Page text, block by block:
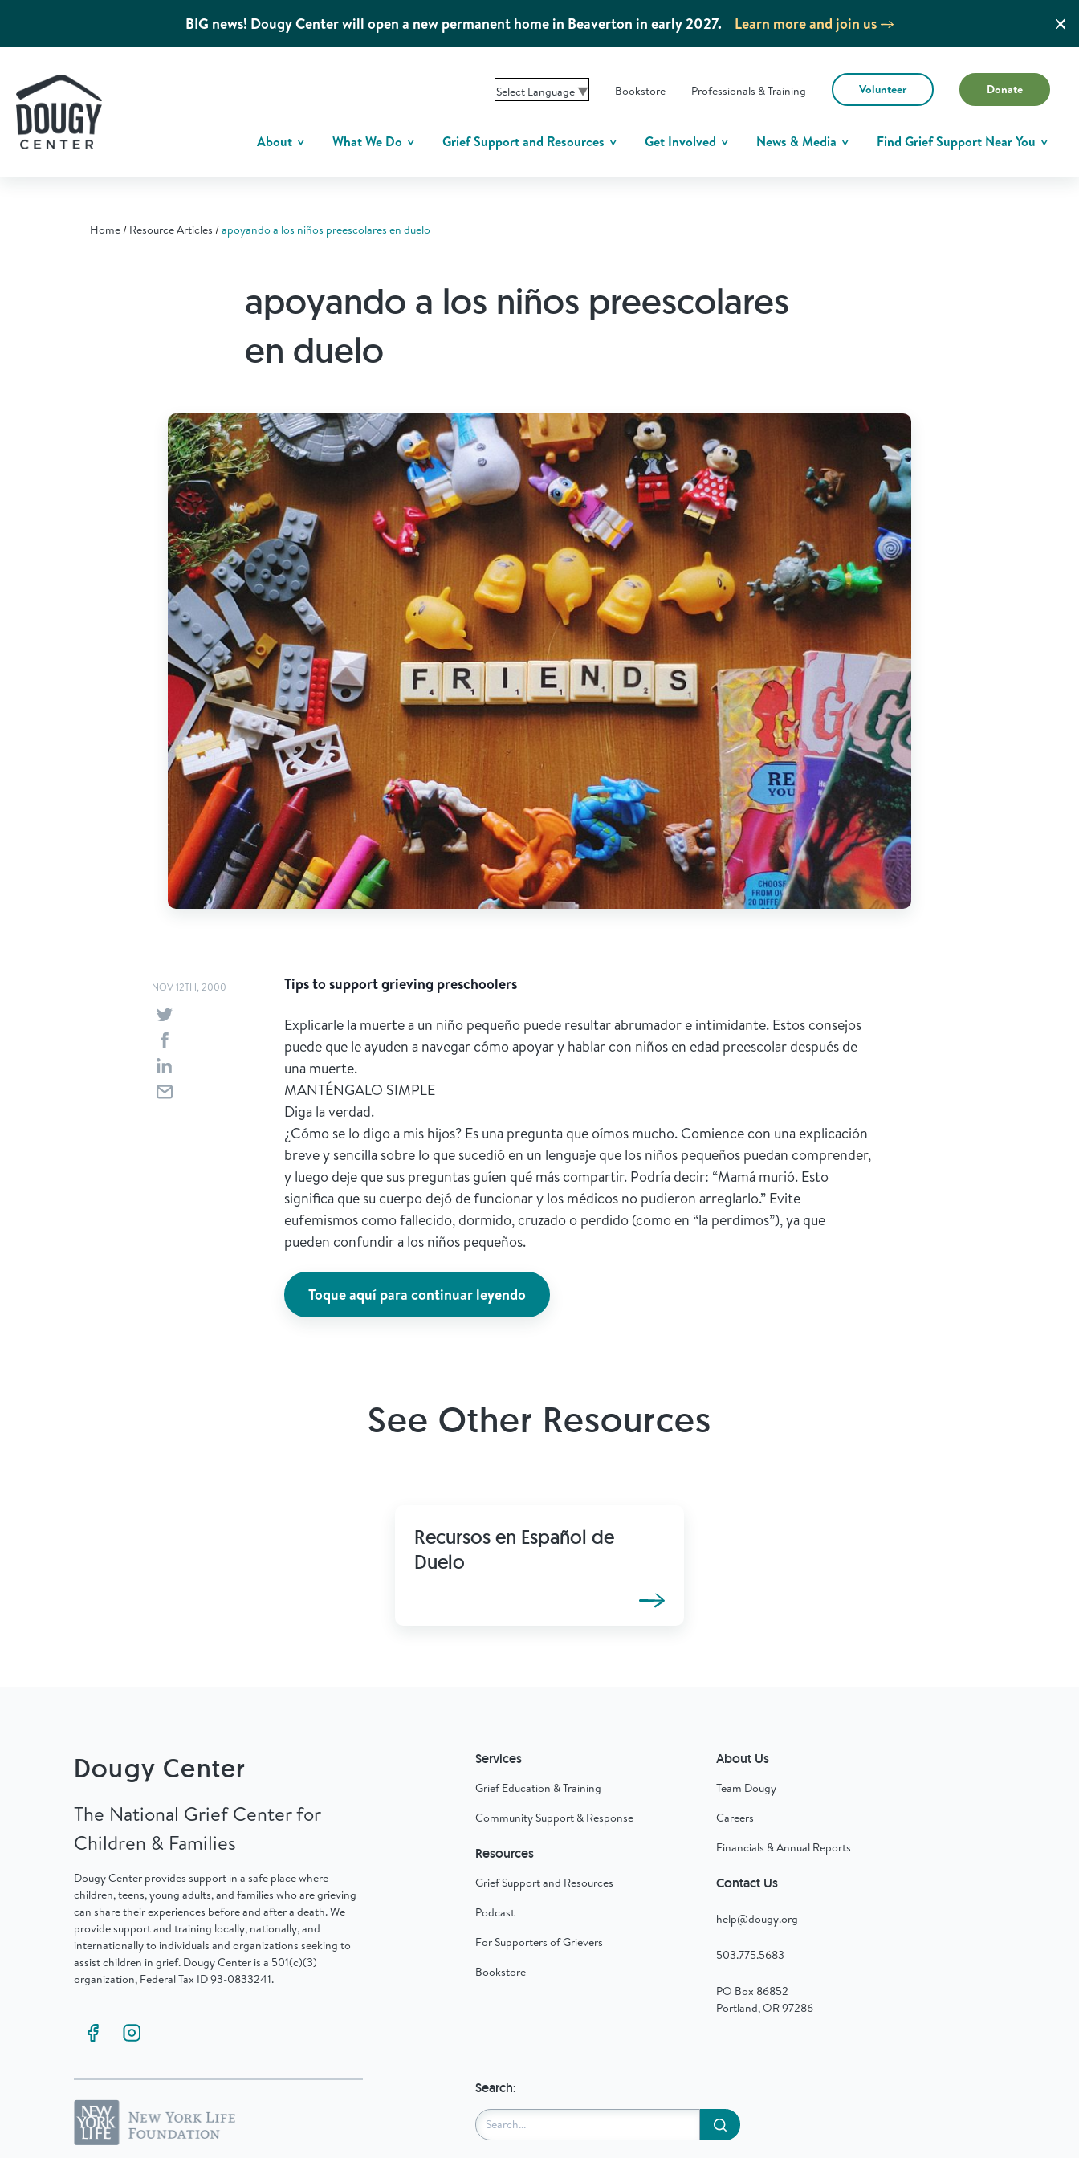
BIG news! Dougy Center will open a new permanent home in Beaverton in early 2027. Learn more and join us
Select Language ▼ Bookstore Professionals & Training Volunteer Donate
About What We Do Grief Support and Resources Get Involved News & Media Find Grief Support Near You
Home Resource Articles apoyando a los niños preescolares en duelo
apoyando a los niños preescolares
en duelo
NOV 12TH, 2000 Tips to support grieving preschoolers
Explicarle la muerte a un niño pequeño puede resultar abrumador e intimidante. Estos consejos
puede que le ayuden a navegar cómo apoyar y hablar con niños en edad preescolar después de
una muerte.
MANTÉNGALO SIMPLE
Diga la verdad.
¿Cómo se lo digo a mis hijos? Es una pregunta que oímos mucho. Comience con una explicación
breve y sencilla sobre lo que sucedió en un lenguaje que los niños pequeños puedan comprender,
y luego deje que sus preguntas guíen qué más compartir. Podría decir: “Mamá murió. Esto
significa que su cuerpo dejó de funcionar y los médicos no pudieron arreglarlo.” Evite
eufemismos como fallecido, dormido, cruzado o perdido (como en “la perdimos”), ya que
pueden confundir a los niños pequeños.
Toque aquí para continuar leyendo
See Other Resources
Recursos en Español de
Duelo
Dougy Center
The National Grief Center for
Children & Families
Dougy Center provides support in a safe place where
children, teens, young adults, and families who are grieving
can share their experiences before and after a death. We
provide support and training locally, nationally, and
internationally to individuals and organizations seeking to
assist children in grief. Dougy Center is a 501(c)(3)
organization, Federal Tax ID 93-0833241.
Services
Grief Education & Training
Community Support & Response
Resources
Grief Support and Resources
Podcast
For Supporters of Grievers
Bookstore
About Us
Team Dougy
Careers
Financials & Annual Reports
Contact Us
help@dougy.org
503.775.5683
PO Box 86852
Portland, OR 97286
Search:
Submit